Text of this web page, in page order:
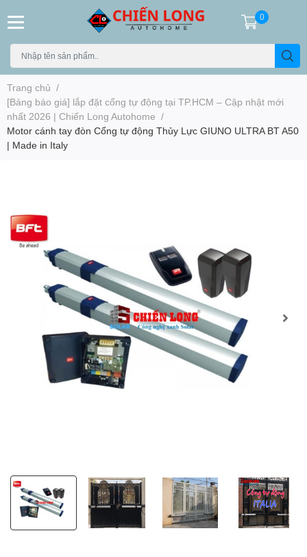
0
Trang chủ /
[Bảng báo giá] lắp đặt cổng tự động tại TP.HCM – Cập nhật mới
nhất 2026 | Chiến Long Autohome /
Motor cánh tay đòn Cổng tự động Thủy Lực GIUNO ULTRA BT A50
| Made in Italy